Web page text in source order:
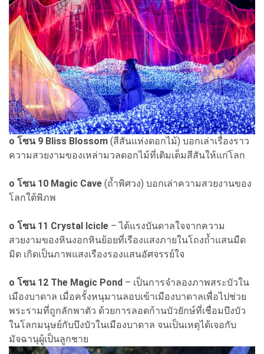
o โซน 9 Bliss Blossom (สีสันแห่งดอกไม้) บอกเล่าเรื่องราว
ความสวยงามของเหล่ามวลดอกไม้ที่เติมเต็มสีสันให้แก่โลก
o โซน 10 Magic Cave (ถ้ำพิศวง) บอกเล่าความสวยงานของ
โลกใต้พิภพ
o โซน 11 Crystal Icicle – ได้แรงบันดาลใจจากความ
สวยงามของหินงอกหินย้อยที่เรืองแสงภายในโถงถ้ำแสนมืด
มิด เกิดเป็นภาพแสงเรืองรองแสนอัศจรรย์ใจ
o โซน 12 The Magic Pond – เป็นการจำลองภาพสระบัวใน
เมืองบาดาล เมื่อครั้งหนุมานลอบเข้าเมืองบาดาลเพื่อไปช่วย
พระรามที่ถูกลักพาตัว ด้วยการลอดก้านบัวยักษ์ที่เชื่อมบึงบัว
ในโลกมนุษย์กับบึงบัวในเมืองบาดาล จนเป็นเหตุได้เจอกับ
มัจฉานุผู้เป็นลูกชาย